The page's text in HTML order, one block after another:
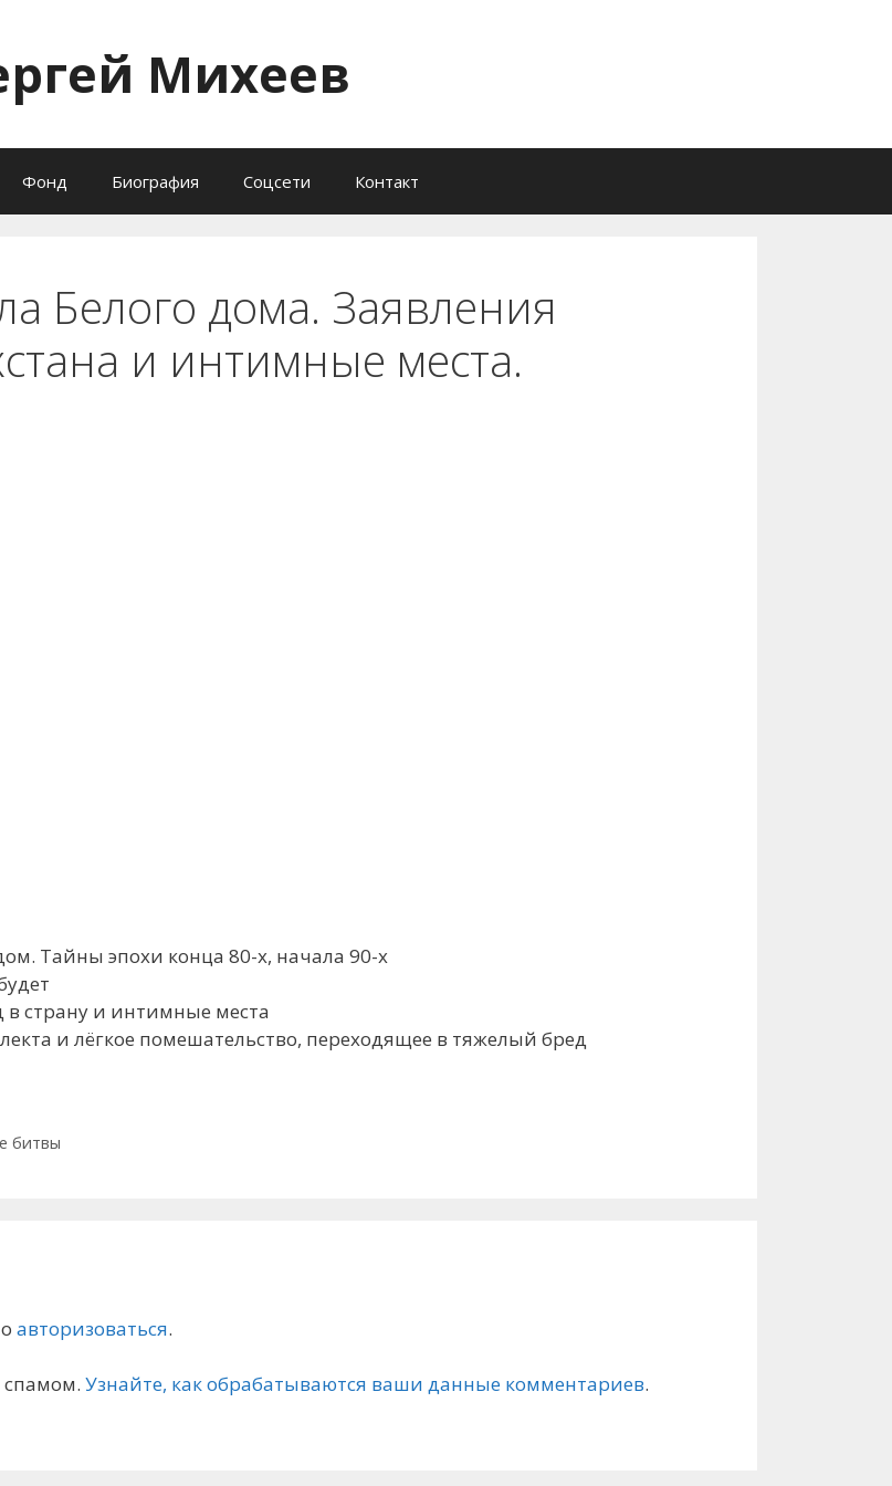
Михеев
Фонд Биография Соцсети Контакт
Белого дома. Заявления
и интимные места.
Тайны эпохи конца 80-х, начала 90-х
в страну и интимные места
и лёгкое помешательство, переходящее в тяжелый бред
битвы
авторизоваться.
спамом. Узнайте, как обрабатываются ваши данные комментариев.